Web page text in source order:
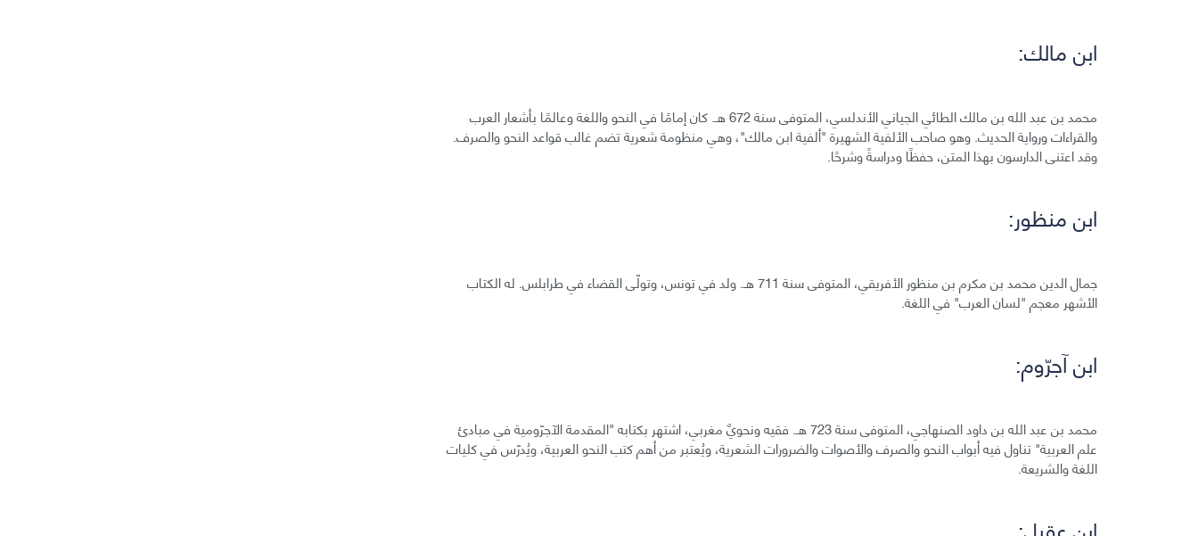
ابن مالك:
محمد بن عبد الله بن مالك الطائي الجياني الأندلسي، المتوفى سنة 672 هـ. كان إمامًا في النحو واللغة وعالمًا بأشعار العرب
والقراءات ورواية الحديث. وهو صاحب الألفية الشهيرة "ألفية ابن مالك"، وهي منظومة شعرية تضم غالب قواعد النحو والصرف.
وقد اعتنى الدارسون بهذا المتن، حفظًا ودراسةً وشرحًا.
ابن منظور:
جمال الدين محمد بن مكرم بن منظور الأفريقي، المتوفى سنة 711 هـ. ولد في تونس، وتولّى القضاء في طرابلس. له الكتاب
الأشهر معجم "لسان العرب" في اللغة.
ابن آجرّوم:
محمد بن عبد الله بن داود الصنهاجي، المتوفى سنة 723 هـ. فقيه ونحويٌ مغربي، اشتهر بكتابه "المقدمة الآجرّومية في مبادئ
علم العربية" تناول فيه أبواب النحو والصرف والأصوات والضرورات الشعرية، ويُعتبر من أهم كتب النحو العربية، ويُدرّس في كليات
اللغة والشريعة.